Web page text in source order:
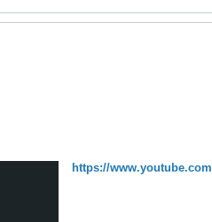
https://www.youtube.com